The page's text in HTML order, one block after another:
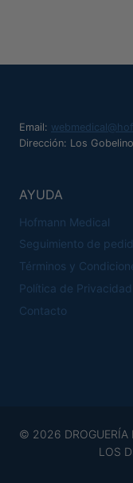
Email:
Dirección: Los
AYUDA
Hofmann Medical
Seguimiento de
Términos y
Política de Privacidad
Contacto
© 2026 DROGUERÍA
LOS